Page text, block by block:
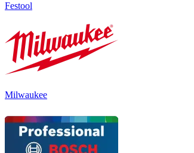
Festool
Milwaukee